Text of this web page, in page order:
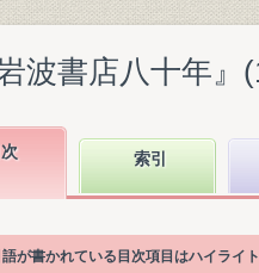
波書店八十年』
索引
が書かれている目次項目はハイライ